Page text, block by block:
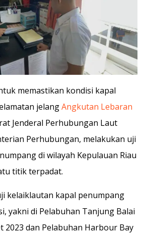
memastikan kondisi kapal
jelangAngkutan Lebaran
Jenderal Perhubungan Laut
Perhubungan, melakukan uji
di wilayah Kepulauan Riau
titik terpadat.
kelaiklautan kapal penumpang
yakni di Pelabuhan Tanjung Balai
2023 dan Pelabuhan Harbour Bay